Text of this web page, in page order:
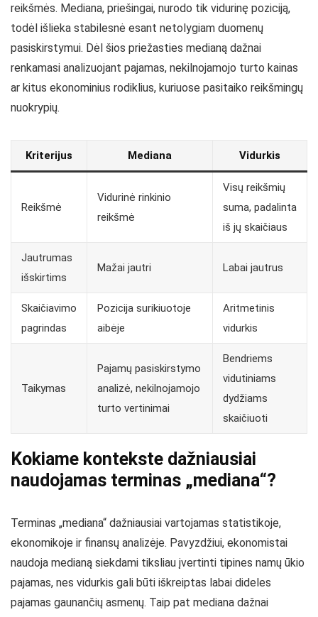
reikšmės. Mediana, priešingai, nurodo tik vidurinę poziciją,
todėl išlieka stabilesnė esant netolygiam duomenų
pasiskirstymui. Dėl šios priežasties medianą dažnai
renkamasi analizuojant pajamas, nekilnojamojo turto kainas
ar kitus ekonominius rodiklius, kuriuose pasitaiko reikšmingų
nuokrypių.
Kriterijus Mediana Vidurkis
Reikšmė
Vidurinė rinkinio
reikšmė
Visų reikšmių
suma, padalinta
iš jų skaičiaus
Jautrumas
išskirtims
Mažai jautri Labai jautrus
Skaičiavimo
pagrindas
Pozicija surikiuotoje
aibėje
Aritmetinis
vidurkis
Taikymas
Pajamų pasiskirstymo
analizė, nekilnojamojo
turto vertinimai
Bendriems
vidutiniams
dydžiams
skaičiuoti
Kokiame kontekste dažniausiai
naudojamas terminas „mediana“?
Terminas „mediana“ dažniausiai vartojamas statistikoje,
ekonomikoje ir finansų analizėje. Pavyzdžiui, ekonomistai
naudoja medianą siekdami tiksliau įvertinti tipines namų ūkio
pajamas, nes vidurkis gali būti iškreiptas labai dideles
pajamas gaunančių asmenų. Taip pat mediana dažnai